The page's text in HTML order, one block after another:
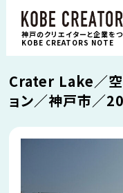
神戸のクリエイターと企業を
KOBE CREATORS NOTE
Crater Lake／空
ョン／神戸市／